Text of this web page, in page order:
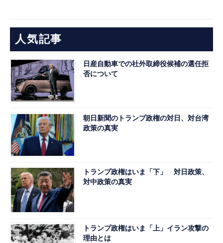
人気記事
日産自動車での社外取締役候補の選任拒
否について
朝日新聞のトランプ政権の対日、対台湾
政策の真実
トランプ政権はいま「下」 対日政策、
対中政策の真実
トランプ政権はいま「上」イラン攻撃の
理由とは